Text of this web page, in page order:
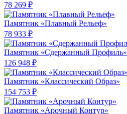
78 269 ₽
Памятник «Плавный Рельеф»
78 933 ₽
Памятник «Сдержанный Профиль»
126 948 ₽
Памятник «Классический Образ»
154 753 ₽
Памятник «Арочный Контур»